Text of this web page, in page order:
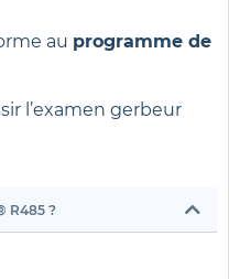
au programme de
l’examen gerbeur
R485 ?